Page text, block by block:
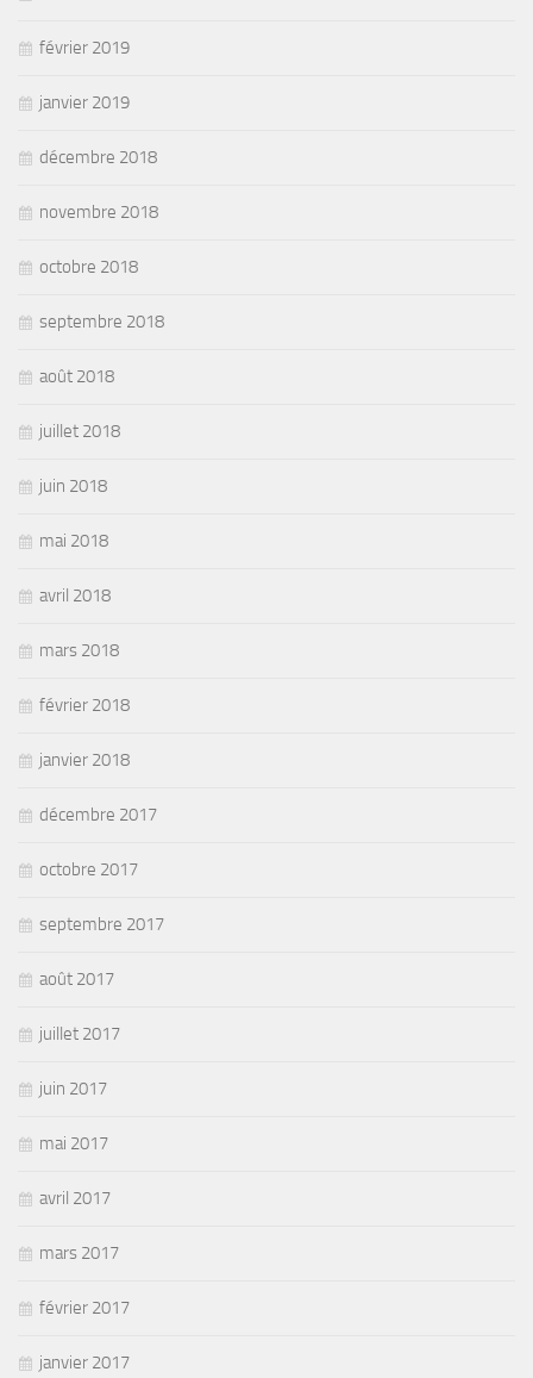
février 2019
janvier 2019
décembre 2018
novembre 2018
octobre 2018
septembre 2018
août 2018
juillet 2018
juin 2018
mai 2018
avril 2018
mars 2018
février 2018
janvier 2018
décembre 2017
octobre 2017
septembre 2017
août 2017
juillet 2017
juin 2017
mai 2017
avril 2017
mars 2017
février 2017
janvier 2017